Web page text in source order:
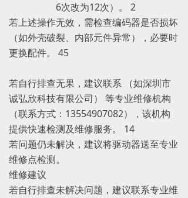
6次改为12次）。 ‌2
若上述操作无效，需检查编码器是否损坏
（如外壳破裂、内部元件异常），必要时
更换配件。 ‌45
若自行排查无果，建议联系 （如深圳市
诚弘欣科技有限公司） 等专业维修机构
（联系方式：13554907082），该机构
提供快速检测及维修服务。 ‌14
若问题仍未解决，建议将驱动器送至专业
维修点检测。
维修建议
若自行排查未解决问题，建议联系专业维